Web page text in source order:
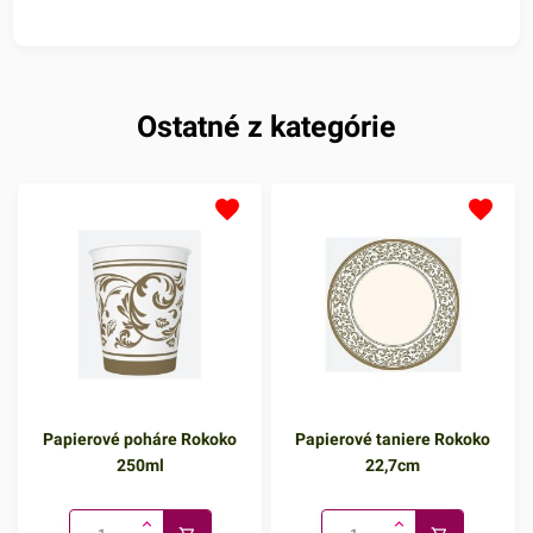
Ostatné z kategórie
Papierové poháre Rokoko
250ml
Papierové taniere Rokoko
22,7cm